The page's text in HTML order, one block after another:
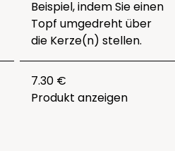
Beispiel, indem Sie einen
Topf umgedreht über
die Kerze(n) stellen.
7.30 €
Produkt anzeigen